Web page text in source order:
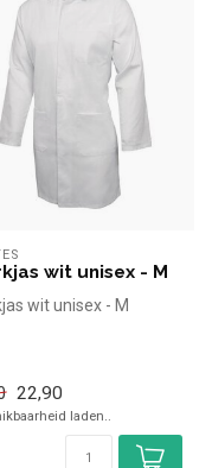
wit unisex - M
wit unisex - M
22,90
laden..